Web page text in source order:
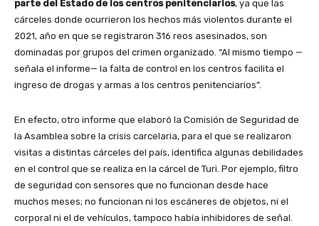
parte del Estado de los centros penitenciarios, ya que las
cárceles donde ocurrieron los hechos más violentos durante el
2021, año en que se registraron 316 reos asesinados, son
dominadas por grupos del crimen organizado. “Al mismo tiempo —
señala el informe— la falta de control en los centros facilita el
ingreso de drogas y armas a los centros penitenciarios”.
En efecto, otro informe que elaboró la Comisión de Seguridad de
la Asamblea sobre la crisis carcelaria, para el que se realizaron
visitas a distintas cárceles del país, identifica algunas debilidades
en el control que se realiza en la cárcel de Turi. Por ejemplo, filtro
de seguridad con sensores que no funcionan desde hace
muchos meses; no funcionan ni los escáneres de objetos, ni el
corporal ni el de vehículos, tampoco había inhibidores de señal.